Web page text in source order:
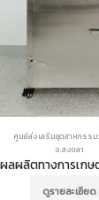
ศูนย์ส่งเสริมอุตสาหกรรม
จ.สงขลา
ลผลิตทางการเก
ดูรายละเอียด